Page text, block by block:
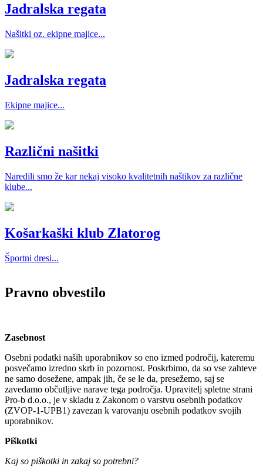
Jadralska regata
Našitki oz. ekipne majice...
Jadralska regata
Ekipne majice...
Različni našitki
Naredili smo že kar nekaj visoko kvalitetnih naštikov za različne
klube...
Košarkaški klub Zlatorog
Športni dresi...
Pravno obvestilo
Zasebnost
Osebni podatki naših uporabnikov so eno izmed področij, kateremu
posvečamo izredno skrb in pozornost. Poskrbimo, da so vse zahteve
ne samo dosežene, ampak jih, če se le da, presežemo, saj se
zavedamo občutljive narave tega področja. Upravitelj spletne strani
Pro-b d.o.o., je v skladu z Zakonom o varstvu osebnih podatkov
(ZVOP-1-UPB1) zavezan k varovanju osebnih podatkov svojih
uporabnikov.
Piškotki
Kaj so piškotki in zakaj so potrebni?